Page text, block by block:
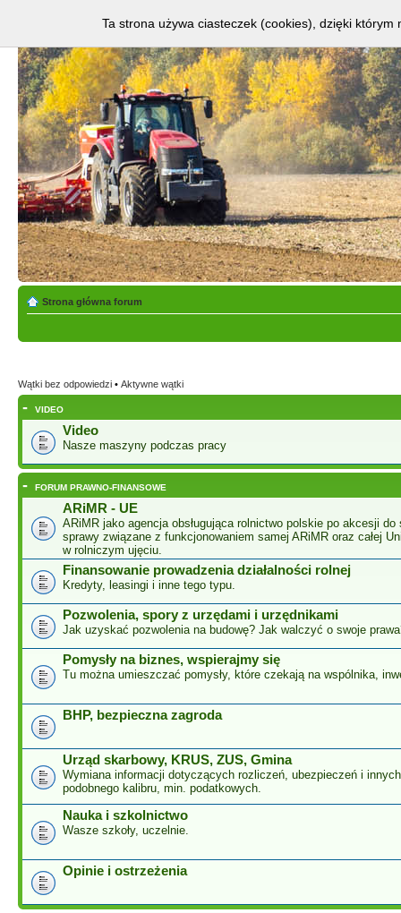
Strona główna forum
Wątki bez odpowiedzi • Aktywne wątki
- VIDEO
Video
Nasze maszyny podczas pracy
- FORUM PRAWNO-FINANSOWE
ARiMR - UE
ARiMR jako agencja obsługująca rolnictwo polskie po akcesji do
sprawy związane z funkcjonowaniem samej ARiMR oraz całej
w rolniczym ujęciu.
Finansowanie prowadzenia działalności rolnej
Kredyty, leasingi i inne tego typu.
Pozwolenia, spory z urzędami i urzędnikami
Jak uzyskać pozwolenia na budowę? Jak walczyć o swoje
Pomysły na biznes, wspierajmy się
Tu można umieszczać pomysły, które czekają na wspólnika,
BHP, bezpieczna zagroda
Urząd skarbowy, KRUS, ZUS, Gmina
Wymiana informacji dotyczących rozliczeń, ubezpieczeń i
podobnego kalibru, min. podatkowych.
Nauka i szkolnictwo
Wasze szkoły, uczelnie.
Opinie i ostrzeżenia
Ta strona używa ciasteczek (cookies), dzięki którym